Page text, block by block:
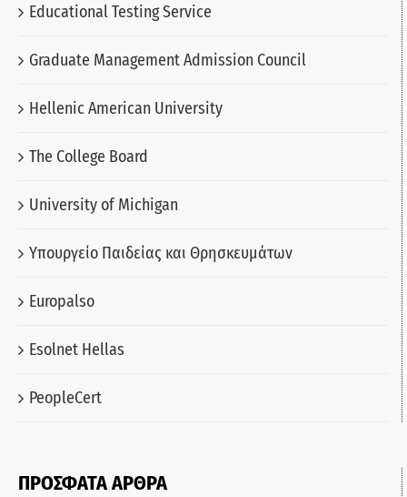
Educational Testing Service
Graduate Management Admission Council
Hellenic American University
The College Board
University of Michigan
Υπουργείο Παιδείας και Θρησκευμάτων
Europalso
Esolnet Hellas
PeopleCert
ΠΡΟΣΦΑΤΑ ΑΡΘΡΑ